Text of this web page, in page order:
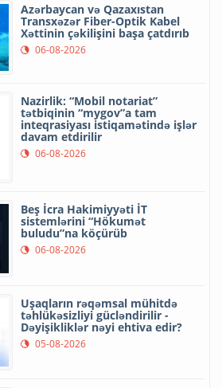
Azərbaycan və Qazaxıstan
Transxəzər Fiber-Optik Kabel
Xəttinin çəkilişini başa çatdırıb
06-08-2026
Nazirlik: “Mobil notariat”
tətbiqinin “mygov”a tam
inteqrasiyası istiqamətində işlər
davam etdirilir
06-08-2026
Beş İcra Hakimiyyəti İT
sistemlərini “Hökumət
buludu”na köçürüb
06-08-2026
Uşaqların rəqəmsal mühitdə
təhlükəsizliyi gücləndirilir -
Dəyişikliklər nəyi ehtiva edir?
05-08-2026